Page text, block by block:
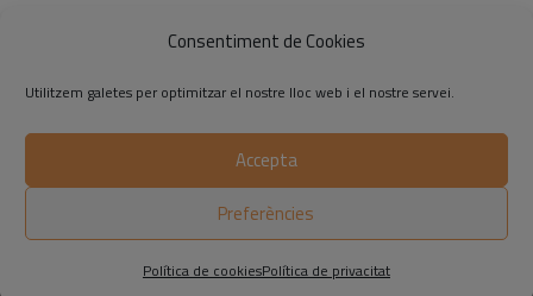
Consentiment de Cookies
Utilitzem galetes per optimitzar el nostre lloc web i el nostre servei.
Accepta
Preferències
Política de cookiesPolítica de privacitat
Conclusions del I Congrés Iberoamericà de Voluntariat Corporatiu
©2014-2026 Respon.cat
Política de privadesa Política de cookies